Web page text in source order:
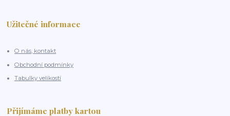
Užitečné informace
O nás, kontakt
Obchodní podmínky
Tabulky velikostí
Přijímáme platby kartou